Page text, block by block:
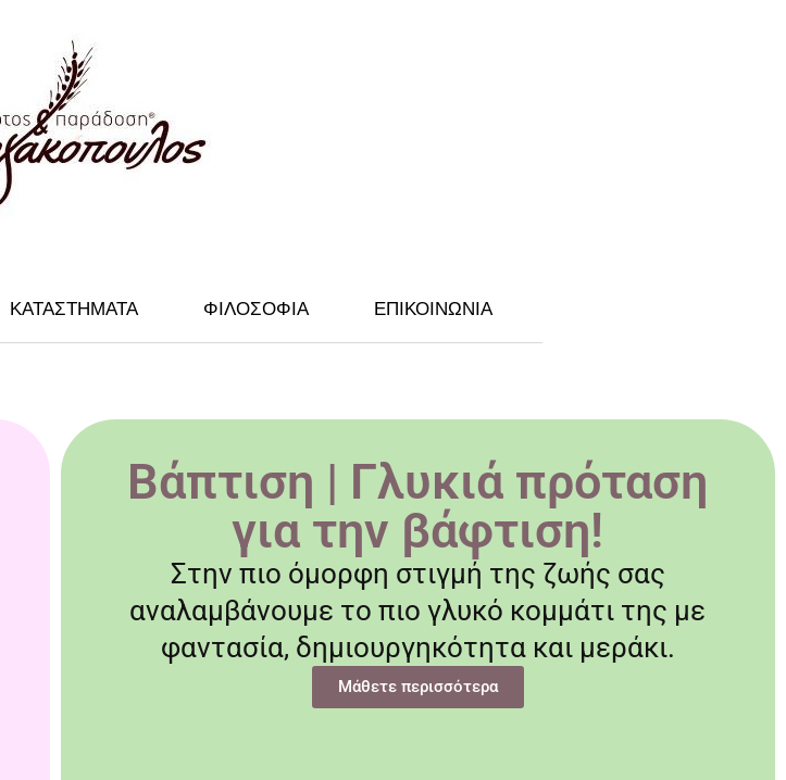
ΚΑΤΑΣΤΗΜΑΤΑ ΦΙΛΟΣΟΦΙΑ ΕΠΙΚΟΙΝΩΝΙΑ
Βάπτιση | Γλυκιά πρόταση
για την βάφτιση!
Στην πιο όμορφη στιγμή της ζωής σας
αναλαμβάνουμε το πιο γλυκό κομμάτι της με
φαντασία, δημιουργηκότητα και μεράκι.
Μάθετε περισσότερα